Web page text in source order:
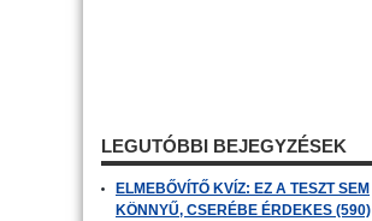
LEGUTÓBBI BEJEGYZÉSEK
ELMEBŐVÍTŐ KVÍZ: EZ A TESZT SEM
KÖNNYŰ, CSERÉBE ÉRDEKES (590)